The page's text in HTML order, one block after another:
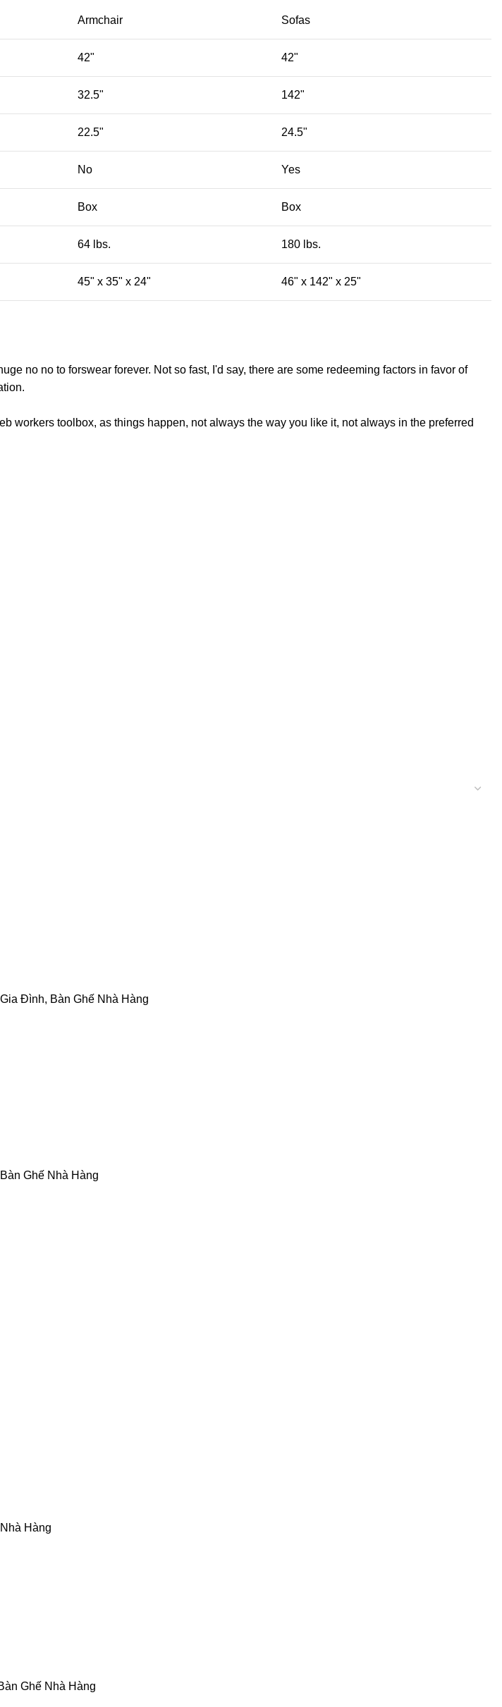
Armchair Sofas
42" 42"
32.5" 142"
22.5" 24.5"
No Yes
Box Box
64 lbs. 180 lbs.
45" x 35" x 24" 46" x 142" x 25"
no no to forswear forever. Not so fast, I'd say, there are some redeeming factors in favor of
workers toolbox, as things happen, not always the way you like it, not always in the preferred
Đình, Bàn Ghế Nhà Hàng
Bàn Ghế Nhà Hàng
Hàng
Ghế Nhà Hàng